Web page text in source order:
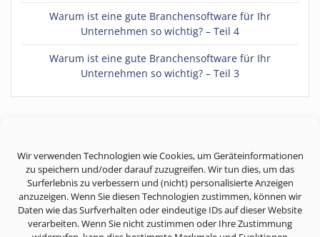
Wir verwenden Technologien wie Cookies, um Geräteinformationen
zu speichern und/oder darauf zuzugreifen. Wir tun dies, um das
Surferlebnis zu verbessern und (nicht) personalisierte Anzeigen
anzuzeigen. Wenn Sie diesen Technologien zustimmen, können wir
Daten wie das Surfverhalten oder eindeutige IDs auf dieser Website
verarbeiten. Wenn Sie nicht zustimmen oder Ihre Zustimmung
Warum ist eine gute Branchensoftware für Ihr
Unternehmen so wichtig? – Teil 4
Warum ist eine gute Branchensoftware für Ihr
Unternehmen so wichtig? – Teil 3
Koch APL-Systems GmbH
© 2026 Koch APL-Systems GmbH